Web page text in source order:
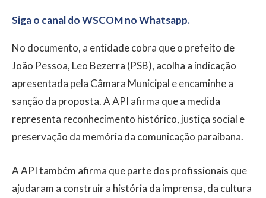
Siga o canal do WSCOM no Whatsapp.
No documento, a entidade cobra que o prefeito de
João Pessoa, Leo Bezerra (PSB), acolha a indicação
apresentada pela Câmara Municipal e encaminhe a
sanção da proposta. A API afirma que a medida
representa reconhecimento histórico, justiça social e
preservação da memória da comunicação paraibana.
A API também afirma que parte dos profissionais que
ajudaram a construir a história da imprensa, da cultura